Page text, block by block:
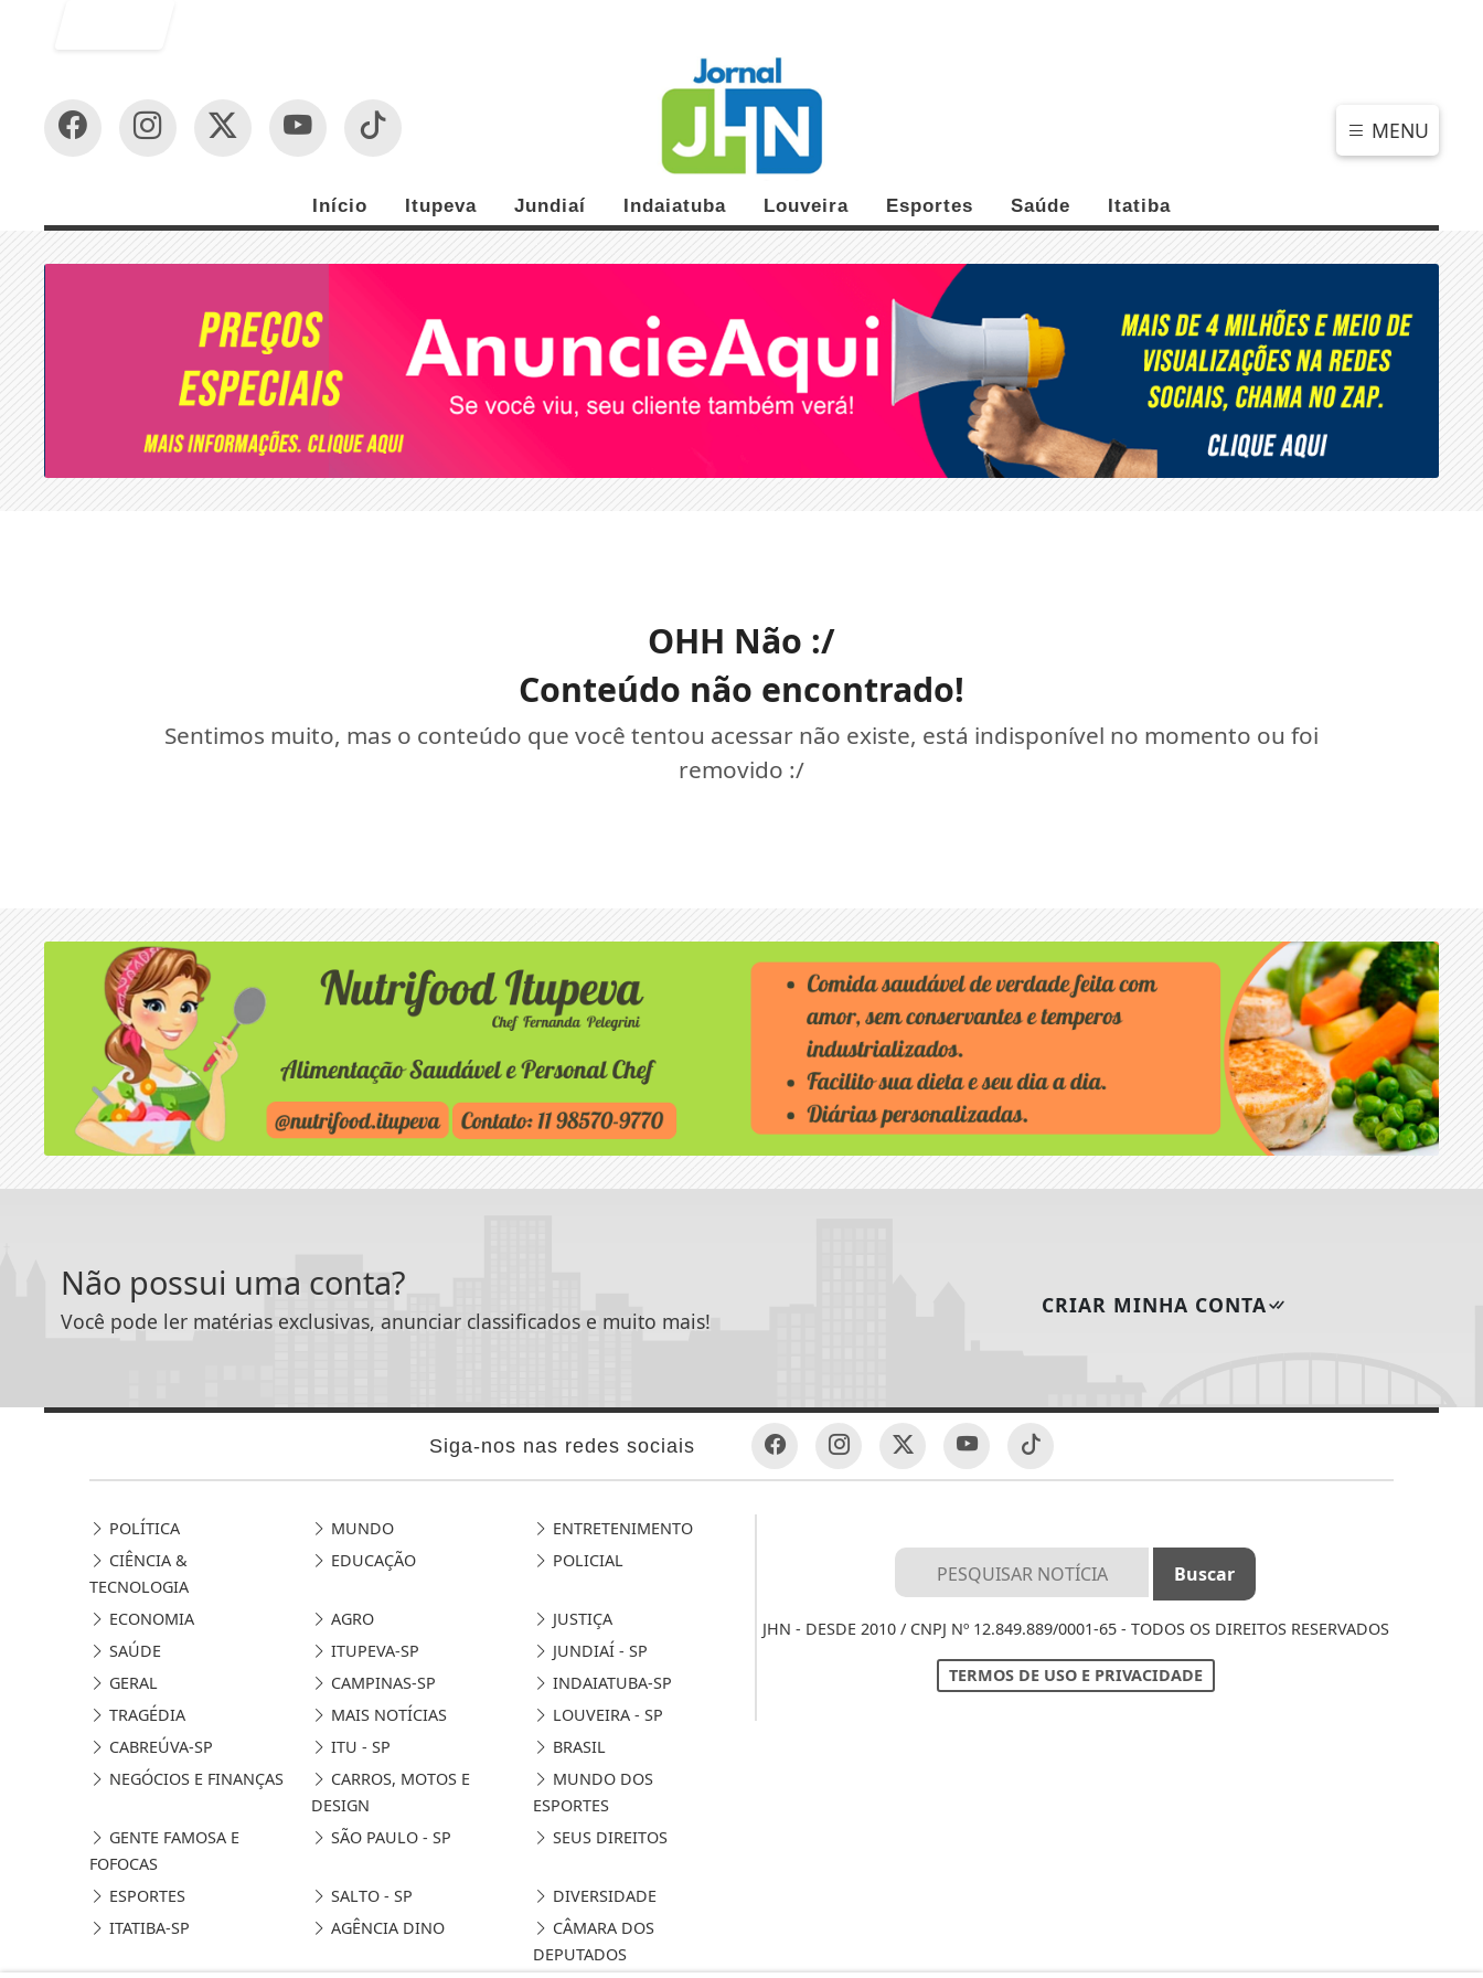
MENU
Início Itupeva Jundiaí Indaiatuba Louveira Esportes Saúde Itatiba
OHH Não :/
Conteúdo não encontrado!
Sentimos muito, mas o conteúdo que você tentou acessar não existe, está indisponível no momento ou foi
removido :/
Não possui uma conta?
Você pode ler matérias exclusivas, anunciar classificados e muito mais!
CRIAR MINHA CONTA
Siga-nos nas redes sociais
POLÍTICA MUNDO
ENTRETENIMENTO
CIÊNCIA &
TECNOLOGIA
EDUCAÇÃO POLICIAL
ECONOMIA AGRO
JUSTIÇA
SAÚDE
ITUPEVA-SP
JUNDIAÍ - SP
GERAL
CAMPINAS-SP
INDAIATUBA-SP
TRAGÉDIA
MAIS NOTÍCIAS
LOUVEIRA - SP
CABREÚVA-SP
ITU - SP
BRASIL
NEGÓCIOS E FINANÇAS
CARROS, MOTOS E
DESIGN
MUNDO DOS
ESPORTES
GENTE FAMOSA E
FOFOCAS
SÃO PAULO - SP SEUS DIREITOS
ESPORTES SALTO - SP
DIVERSIDADE
ITATIBA-SP
AGÊNCIA DINO
CÂMARA DOS
DEPUTADOS
JHN - DESDE 2010 / CNPJ Nº 12.849.889/0001-65 - TODOS OS DIREITOS RESERVADOS
TERMOS DE USO E PRIVACIDADE